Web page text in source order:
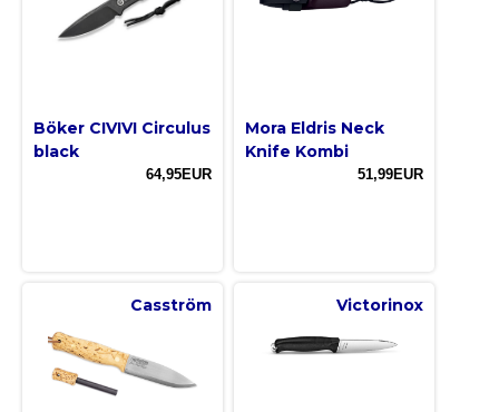
Böker CIVIVI Circulus
black
64,95EUR
Mora Eldris Neck
Knife Kombi
51,99EUR
Casström Victorinox